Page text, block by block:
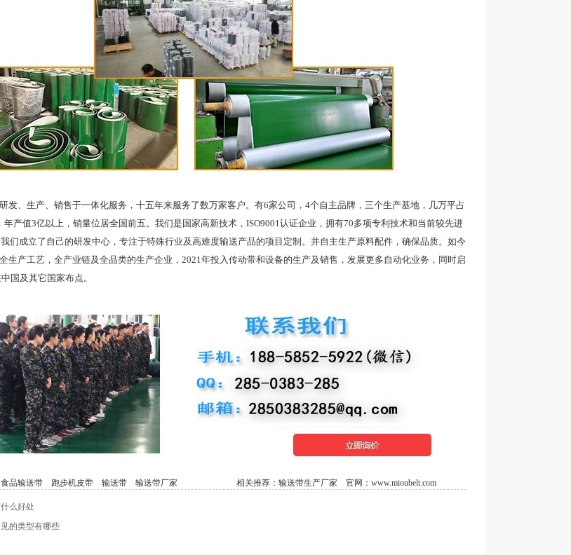
、生产、销售于一体化服务，十五年来服务了数万家客户。有6家公司，4个自主品牌，三个生产基地，几万平占
年产值3亿以上，销量位居全国前五。我们是国家高新技术，ISO9001认证企业，拥有70多项专利技术和当前较先进
们成立了自己的研发中心，专注于特殊行业及高难度输送产品的项目定制。并自主生产原料配件，确保品质。如今
生产工艺，全产业链及全品类的生产企业，2021年投入传动带和设备的生产及销售，发展更多自动化业务，同时启
国及其它国家布点。
食品输送带 跑步机皮带 输送带 输送带厂家 相关推荐： 输送带生产厂家 官网： www.mioubelt.com
么好处
的类型有哪些